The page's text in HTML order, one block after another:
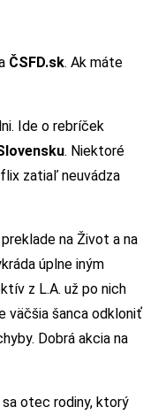
ČSFD.sk. Ak máte
Ide o rebríček
. Niektoré
zatiaľ neuvádza
preklade na Život a na
úplne iným
z L.A. už po nich
väčšia šanca odkloniť
Dobrá akcia na
sa otec rodiny, ktorý